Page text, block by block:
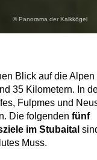
© Panorama der Kalkkögel
Blick auf die Alpen
35 Kilometern. In
Fulpmes und
Die folgenden fünf
im Stubaital
Muss.